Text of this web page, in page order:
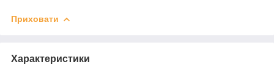
Приховати
Характеристики